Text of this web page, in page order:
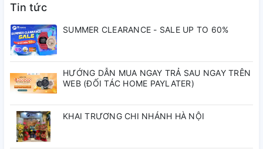
Bảo hành quốc tế: 1 năm
Bảo hành TP-
Watch:
5 năm
Đường kính vỏ: 40mm
Tin tức
SUMMER CLEARANCE - SALE UP TO 60%
HƯỚNG DẪN MUA NGAY TRẢ SAU NGAY TRÊN
WEB (ĐỐI TÁC HOME PAYLATER)
KHAI TRƯƠNG CHI NHÁNH HÀ NỘI